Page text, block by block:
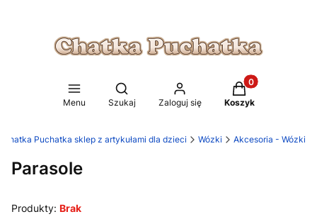
Menu
Otwórz wyszukiwarkę
Szukaj Zaloguj się
Produkty w
Koszyk
Chatka Puchatka sklep z artykułami dla dzieci Wózki Akcesoria - Wózki
Parasole
Produkty: Brak